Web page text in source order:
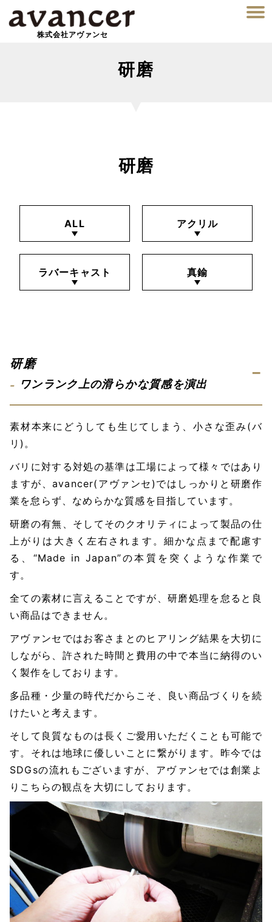
株式会社アヴァンセ
研磨
研磨
ALL アクリル
ラバーキャスト 真鍮
研磨
ワンランク上の滑らかな質感を演出
素材本来にどうしても生じてしまう、小さな歪み(バ
リ)。
バリに対する対処の基準は工場によって様々ではあり
ますが、avancer(アヴァンセ)ではしっかりと研磨作
業を怠らず、なめらかな質感を目指しています。
研磨の有無、そしてそのクオリティによって製品の仕
上がりは大きく左右されます。細かな点まで配慮す
る、“Made in Japan”の本質を突くような作業で
す。
全ての素材に言えることですが、研磨処理を怠ると良
い商品はできません。
アヴァンセではお客さまとのヒアリング結果を大切に
しながら、許された時間と費用の中で本当に納得のい
く製作をしております。
多品種・少量の時代だからこそ、良い商品づくりを続
けたいと考えます。
そして良質なものは長くご愛用いただくことも可能で
す。それは地球に優しいことに繋がります。昨今では
SDGsの流れもございますが、アヴァンセでは創業よ
りこちらの観点を大切にしております。